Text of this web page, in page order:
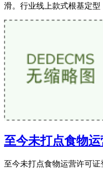
滑。行业线上款式根基定型
至今未打点食物
至今未打点食物运营许可